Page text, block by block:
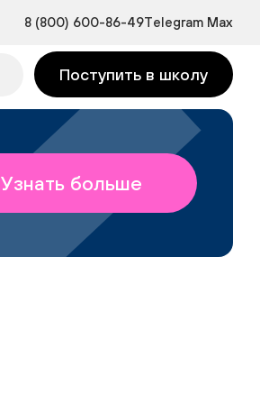
8 (800) 600-86-49Telegram Max
Поступить в школу
Узнать больше